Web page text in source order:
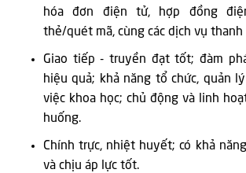
hóa đơn điện tử, hợp đồng
thẻ/quét mã, cùng các dịch vụ thanh
Giao tiếp - truyền đạt tốt; đàm
hiệu quả; khả năng tổ chức, quản
việc khoa học; chủ động và linh
huống.
Chính trực, nhiệt huyết; có khả
và chịu áp lực tốt.